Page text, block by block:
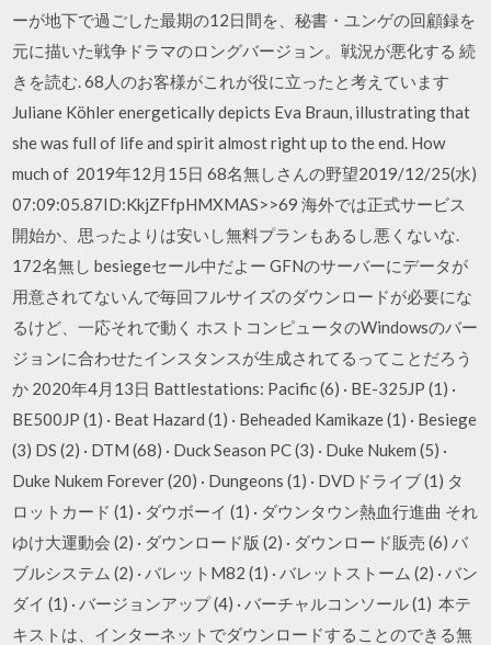
ーが地下で過ごした最期の12日間を、秘書・ユンゲの回顧録を
元に描いた戦争ドラマのロングバージョン。戦況が悪化する 続
きを読む. 68人のお客様がこれが役に立ったと考えています
Juliane Köhler energetically depicts Eva Braun, illustrating that
she was full of life and spirit almost right up to the end. How
much of 2019年12月15日 68名無しさんの野望2019/12/25(水)
07:09:05.87ID:KkjZFfpHMXMAS>>69 海外では正式サービス
開始か、思ったよりは安いし無料プランもあるし悪くないな.
172名無し besiegeセール中だよー GFNのサーバーにデータが
用意されてないんで毎回フルサイズのダウンロードが必要にな
るけど、一応それで動く ホストコンピュータのWindowsのバー
ジョンに合わせたインスタンスが生成されてるってことだろう
か 2020年4月13日 Battlestations: Pacific (6) · BE-325JP (1) ·
BE500JP (1) · Beat Hazard (1) · Beheaded Kamikaze (1) · Besiege
(3) DS (2) · DTM (68) · Duck Season PC (3) · Duke Nukem (5) ·
Duke Nukem Forever (20) · Dungeons (1) · DVDドライブ (1) タ
ロットカード (1) · ダウボーイ (1) · ダウンタウン熱血行進曲 それ
ゆけ大運動会 (2) · ダウンロード版 (2) · ダウンロード販売 (6) バ
ブルシステム (2) · バレットM82 (1) · バレットストーム (2) · バン
ダイ (1) · バージョンアップ (4) · バーチャルコンソール (1) 本テ
キストは、インターネットでダウンロードすることのできる無